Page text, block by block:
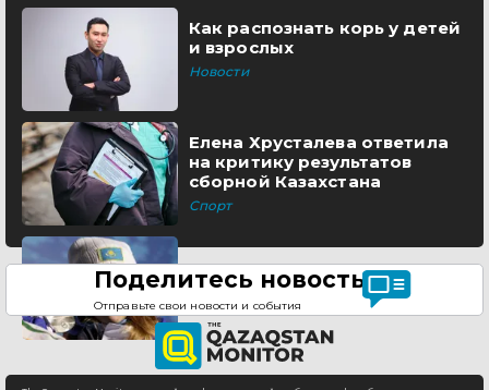
Как распознать корь у детей
и взрослых
Новости
Елена Хрусталева ответила
на критику результатов
сборной Казахстана
Спорт
Поделитесь новостью
Отправьте свои новости и события